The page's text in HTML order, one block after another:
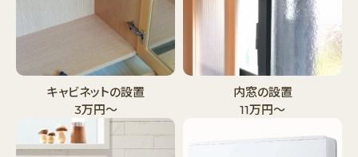
キャビネットの設置
3万円～
内窓の設置
11万円～